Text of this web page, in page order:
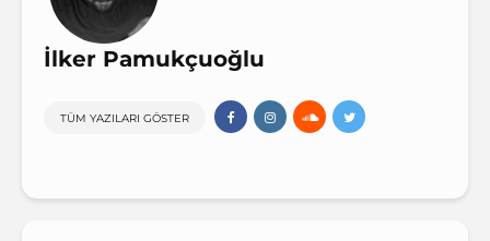
İlker Pamukçuoğlu
TÜM YAZILARI GÖSTER